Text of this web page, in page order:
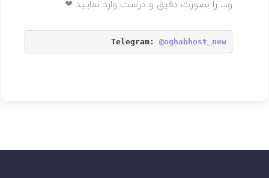
و... را بصورت دقیق و درست وارد نمایید ❤
Telegram: @oghabhost_new